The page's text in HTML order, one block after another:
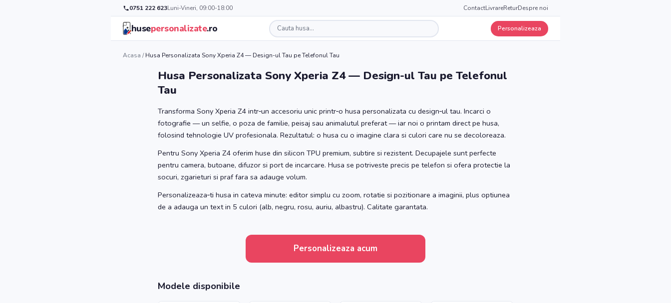
0751 222 623Luni-Vineri, 09:00-18:00 ContactLivrareReturDespre noi
husepersonalizate.ro Personalizeaza
Acasa /Husa Personalizata Sony Xperia Z4 — Design-ul Tau pe Telefonul Tau
Husa Personalizata Sony Xperia Z4 — Design-ul Tau pe Telefonul
Tau
Transforma Sony Xperia Z4 intr‑un accesoriu unic printr‑o husa personalizata cu design‑ul tau. Incarci o
fotografie — un selfie, o poza de familie, peisaj sau animalutul preferat — iar noi o printam direct pe husa,
folosind tehnologie UV profesionala. Rezultatul: o husa cu o imagine clara si culori care nu se decoloreaza.
Pentru Sony Xperia Z4 oferim huse din silicon TPU premium, subtire si rezistent. Decupajele sunt perfecte
pentru camera, butoane, difuzor si port de incarcare. Husa se potriveste precis pe telefon si ofera protectie la
socuri, zgarieturi si praf fara sa adauge volum.
Personalizeaza‑ti husa in cateva minute: editor simplu cu zoom, rotatie si pozitionare a imaginii, plus optiunea
de a adauga un text in 5 culori (alb, negru, rosu, auriu, albastru). Calitate garantata.
Personalizeaza acum
Modele disponibile